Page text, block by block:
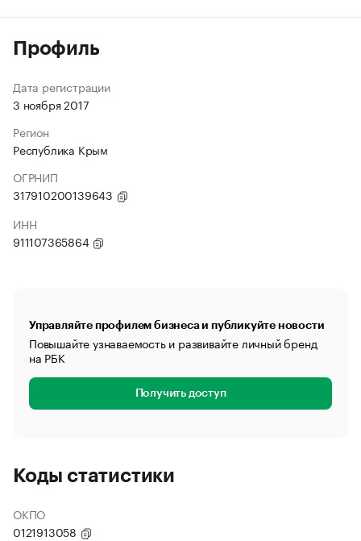
Профиль
Дата регистрации
3 ноября 2017
Регион
Республика Крым
ОГРНИП
317910200139643
ИНН
911107365864
Управляйте профилем бизнеса и публикуйте новости
Повышайте узнаваемость и развивайте личный бренд
на РБК
Получить доступ
Коды статистики
ОКПО
0121913058